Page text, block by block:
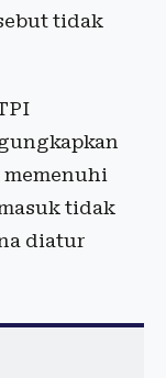
tidak
memenuhi
tidak
diatur